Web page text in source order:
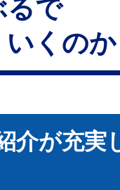
るで
くの
が充実